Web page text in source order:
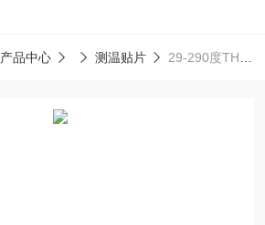
产品中心 测温贴片 29-290度THERMAX 10 LEVEL STRIPS测温试纸